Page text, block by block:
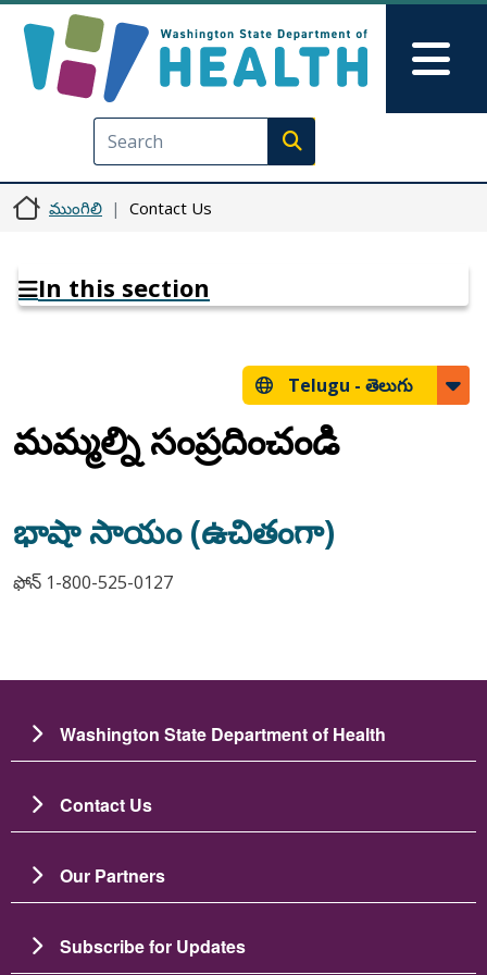
Execute search
ముంగిలి Contact Us
In this section
Telugu - తెలుగు
మమ్మల్ని సంప్రదించండి
భాషా సాయం (ఉచితంగా)
ఫోన్ 1-800-525-0127
Washington State Department of Health
Contact Us
Our Partners
Subscribe for Updates